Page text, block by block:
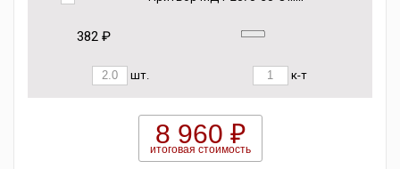
382 ₽
шт. к-т
8 960 ₽
итоговая стоимость